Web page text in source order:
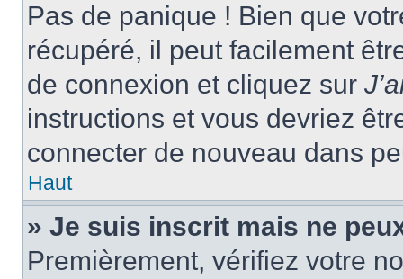
Pas de panique ! Bien que
récupéré, il peut facilement
de connexion et cliquez sur
instructions et vous devriez
connecter de nouveau dans
Haut
» Je suis inscrit mais ne
Premièrement, vérifiez votre